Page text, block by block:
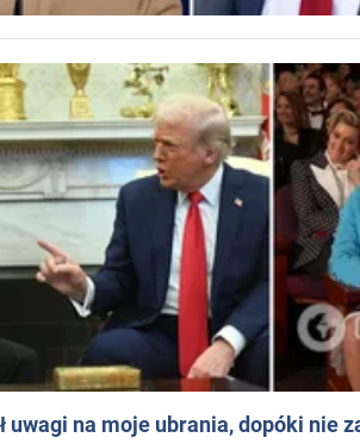
uwagi na moje ubrania, dopóki nie